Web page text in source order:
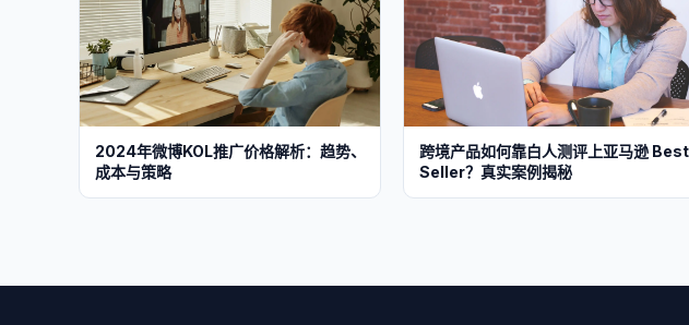
2024年微博KOL推广价格解析：趋势、
成本与策略
跨境产品如何靠白人测评上亚马逊 Best
Seller？真实案例揭秘